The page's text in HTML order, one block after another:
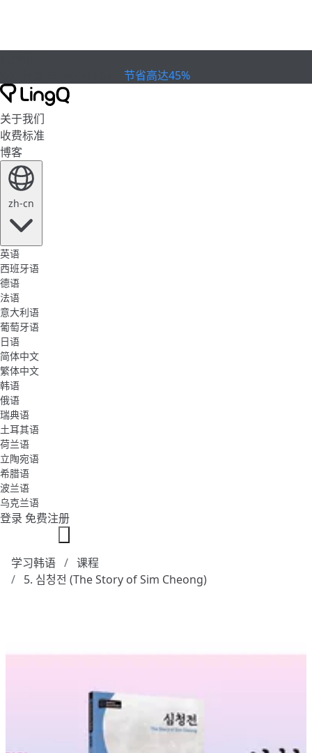
节省高达45%
关于我们
收费标准
博客
zh-cn
英语
西班牙语
德语
法语
意大利语
葡萄牙语
日语
简体中文
繁体中文
韩语
俄语
瑞典语
土耳其语
荷兰语
立陶宛语
希腊语
波兰语
乌克兰语
登录 免费注册
学习韩语
课程
5. 심청전 (The Story of Sim Cheong)